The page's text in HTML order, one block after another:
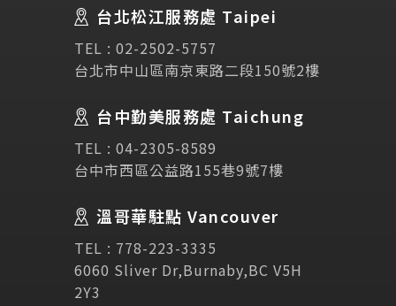
諮詢表單
立即諮詢
Links 相關連結
台北松江服務處 Taipei
TEL : 02-2502-5757
台北市中山區南京東路二段150號2樓
台中勤美服務處 Taichung
TEL : 04-2305-8589
台中市西區公益路155巷9號7樓
溫哥華駐點 Vancouver
TEL : 778-223-3335
6060 Sliver Dr,Burnaby,BC V5H
2Y3